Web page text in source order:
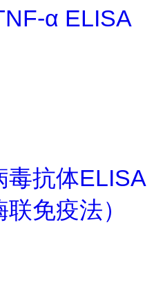
α ELISA
毒抗体ELISA
免疫法）